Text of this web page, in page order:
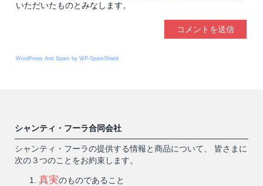
いただいたものとみなします。
WordPress Anti Spam by WP-SpamShield
シャンティ・フーラ合同会社
シャンティ・フーラの提供する情報と商品について、 皆さまに
次の３つのことをお約束します。
真実のものであること